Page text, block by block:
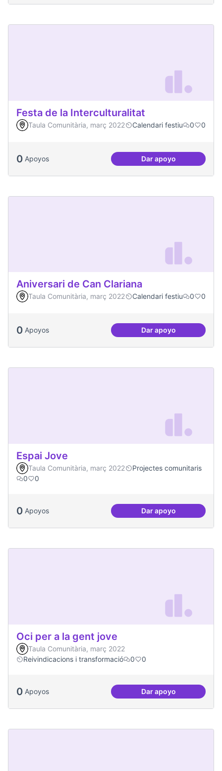
Festa de la Interculturalitat
Taula Comunitària, març 2022 Calendari festiu 0 0
0 Apoyos Dar apoyoFesta de la
Aniversari de Can Clariana
Taula Comunitària, març 2022 Calendari festiu 0 0
0 Apoyos Dar apoyoAniversari de Can
Espai Jove
Taula Comunitària, març 2022
Projectes comunitaris
0
0
0 Apoyos Dar apoyo
Espai Jove
Oci per a la gent jove
Taula Comunitària, març 2022
Reivindicacions i transformació
0 0
0 Apoyos Dar apoyoOci per a la gent